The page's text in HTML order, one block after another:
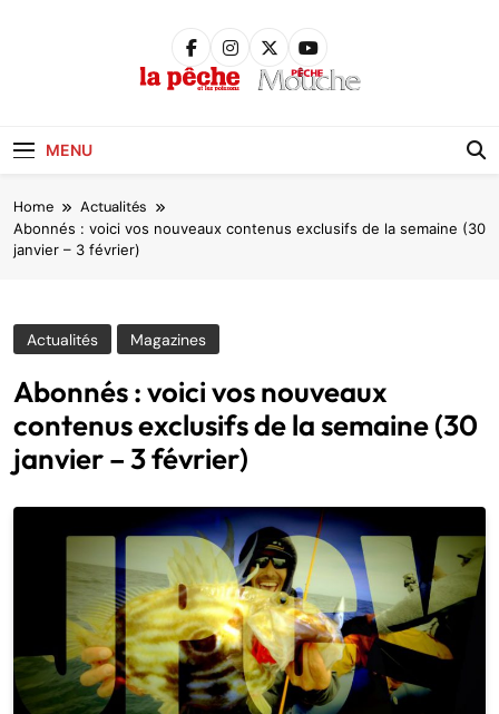
MENU
Home Actualités
Abonnés : voici vos nouveaux contenus exclusifs de la semaine (30
janvier – 3 février)
Actualités Magazines
Abonnés : voici vos nouveaux
contenus exclusifs de la semaine (30
janvier – 3 février)